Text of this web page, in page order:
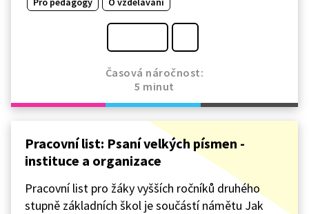
Časová náročnost:
5 minut
Pracovní list: Psaní velkých písmen -
instituce a organizace
Pracovní list pro žáky vyšších ročníků druhého
stupně základních škol je součástí námětu Jak